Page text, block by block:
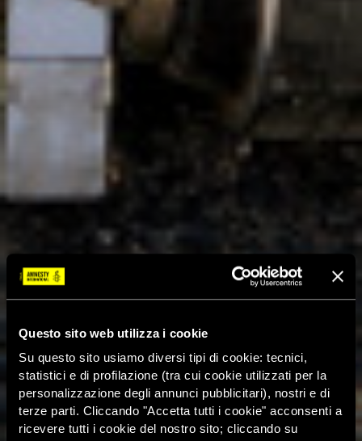
Questo sito web utilizza i cookie
Su questo sito usiamo diversi tipi di cookie: tecnici,
statistici e di profilazione (tra cui cookie utilizzati per la
personalizzazione degli annunci pubblicitari), nostri e di
terze parti. Cliccando "Accetta tutti i cookie" acconsenti a
ricevere tutti i cookie del nostro sito; cliccando su